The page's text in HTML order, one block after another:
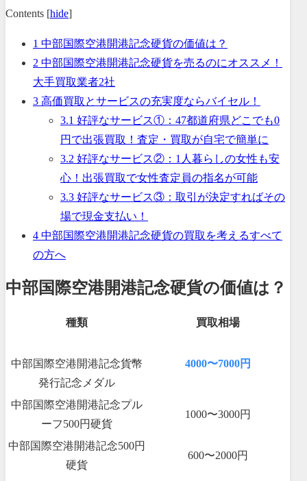
Contents [hide]
1 中部国際空港開港記念硬貨の価値は？
2 中部国際空港開港記念硬貨を売るのにオススメ！
大手買取業者2社
3 高価買取とサービスの充実度ならバイセル！
3.1 好評なサービス①：47都道府県どこでも0
円で出張買取！査定・買取が自宅で簡単に
3.2 好評なサービス②：1人暮らしの女性も安
心！出張買取で女性査定員の指名が可能
3.3 好評なサービス③：取引が決定すればその
場で現金支払い！
4 中部国際空港開港記念硬貨の買取を考えるすべて
の方へ
中部国際空港開港記念硬貨の価値は？
種類 買取相場
中部国際空港開港記念貨幣
発行記念メダル
4000〜7000円
中部国際空港開港記念プル
ーフ500円硬貨
1000〜3000円
中部国際空港開港記念500円
硬貨
600〜2000円